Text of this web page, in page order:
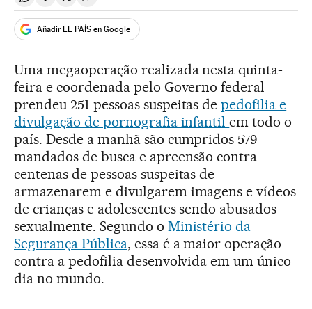
Añadir EL PAÍS en Google
Uma megaoperação realizada nesta quinta-
feira e coordenada pelo Governo federal
prendeu 251 pessoas suspeitas depedofilia e
divulgação de pornografia infantilem todo o
país. Desde a manhã são cumpridos 579
mandados de busca e apreensão contra
centenas de pessoas suspeitas de
armazenarem e divulgarem imagens e vídeos
de crianças e adolescentes sendo abusados
sexualmente. Segundo o Ministério da
Segurança Pública, essa é a maior operação
contra a pedofilia desenvolvida em um único
dia no mundo.